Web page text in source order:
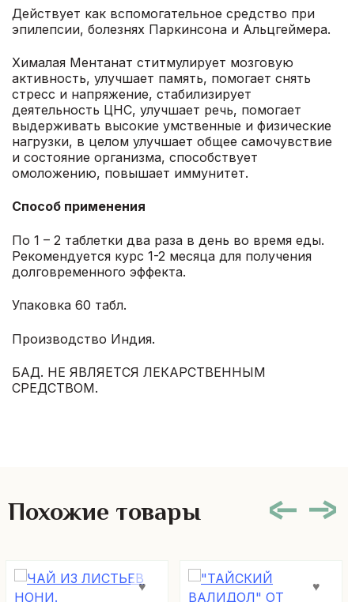
Действует как вспомогательное средство при
эпилепсии, болезнях Паркинсона и Альцгеймера.
Хималая Ментанат ститмулирует мозговую
активность, улучшает память, помогает снять
стресс и напряжение, стабилизирует
деятельность ЦНС, улучшает речь, помогает
выдерживать высокие умственные и физические
нагрузки, в целом улучшает общее самочувствие
и состояние организма, способствует
омоложению, повышает иммунитет.
Способ применения
По 1 – 2 таблетки два раза в день во время еды.
Рекомендуется курс 1-2 месяца для получения
долговременного эффекта.
Упаковка 60 табл.
Производство Индия.
БАД. НЕ ЯВЛЯЕТСЯ ЛЕКАРСТВЕННЫМ
СРЕДСТВОМ.
Похожие товары